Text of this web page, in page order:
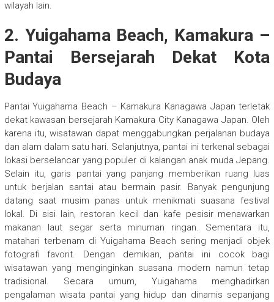
wilayah lain.
2. Yuigahama Beach, Kamakura –
Pantai Bersejarah Dekat Kota
Budaya
PantaiYuigahama Beach – Kamakura Kanagawa Japan terletak
dekat kawasan bersejarah Kamakura City Kanagawa Japan. Oleh
karena itu, wisatawan dapat menggabungkan perjalanan budaya
dan alam dalam satu hari. Selanjutnya, pantai ini terkenal sebagai
lokasi berselancar yang populer di kalangan anak muda Jepang.
Selain itu, garis pantai yang panjang memberikan ruang luas
untuk berjalan santai atau bermain pasir. Banyak pengunjung
datang saat musim panas untuk menikmati suasana festival
lokal. Di sisi lain, restoran kecil dan kafe pesisir menawarkan
makanan laut segar serta minuman ringan. Sementara itu,
matahari terbenam di Yuigahama Beach sering menjadi objek
fotografi favorit. Dengan demikian, pantai ini cocok bagi
wisatawan yang menginginkan suasana modern namun tetap
tradisional. Secara umum, Yuigahama menghadirkan
pengalaman wisata pantai yang hidup dan dinamis sepanjang